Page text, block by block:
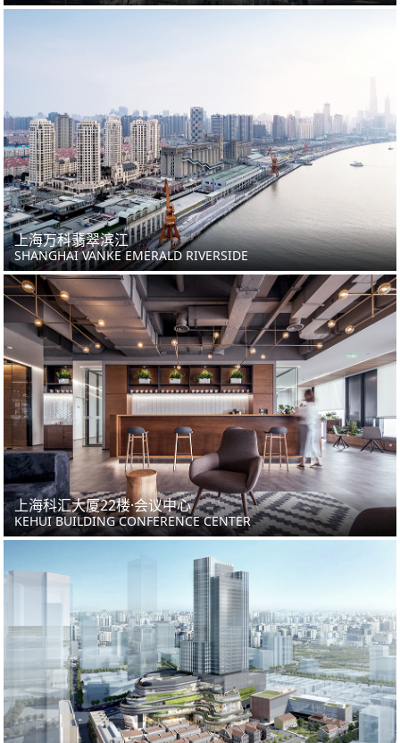
上海万科翡翠滨江
SHANGHAI VANKE EMERALD RIVERSIDE
上海科汇大厦22楼·会议中心
KEHUI BUILDING CONFERENCE CENTER